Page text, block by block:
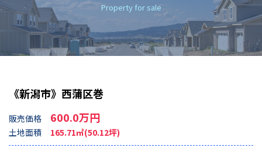
Property for sale
《新潟市》西蒲区巻
販売価格 600.0万円
土地面積 165.71㎡(50.12坪)